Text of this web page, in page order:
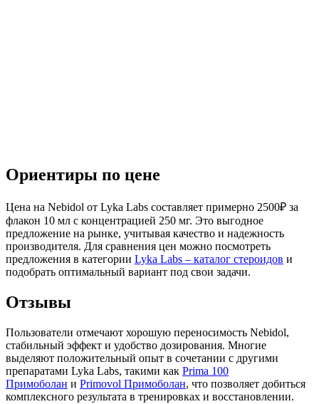
Ориентиры по цене
Цена на Nebidol от Lyka Labs составляет примерно 2500₽ за
флакон 10 мл с концентрацией 250 мг. Это выгодное
предложение на рынке, учитывая качество и надежность
производителя. Для сравнения цен можно посмотреть
предложения в категории Lyka Labs – каталог стероидов и
подобрать оптимальный вариант под свои задачи.
Отзывы
Пользователи отмечают хорошую переносимость Nebidol,
стабильный эффект и удобство дозирования. Многие
выделяют положительный опыт в сочетании с другими
препаратами Lyka Labs, такими как Prima 100
Примоболан и Primovol Примоболан, что позволяет добиться
комплексного результата в тренировках и восстановлении.